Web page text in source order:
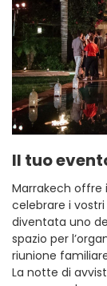
Il tuo
Marrakech offre
celebrare i vostri
diventata uno
spazio per
riunione
La notte di